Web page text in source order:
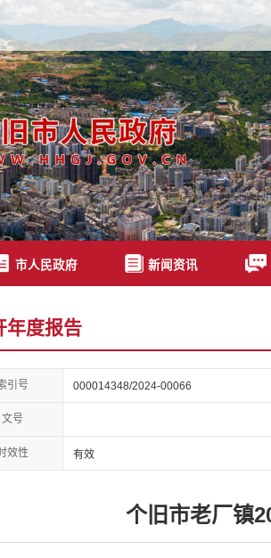
市人民政府 新闻资讯
年度报告
引号 000014348/2024-00066
文号
效性 有效
个旧市老厂镇